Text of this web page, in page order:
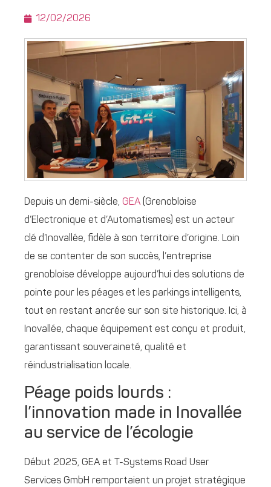
12/02/2026
Depuis un demi-siècle, GEA (Grenobloise
d’Electronique et d’Automatismes) est un acteur
clé d’Inovallée, fidèle à son territoire d’origine. Loin
de se contenter de son succès, l’entreprise
grenobloise développe aujourd’hui des solutions de
pointe pour les péages et les parkings intelligents,
tout en restant ancrée sur son site historique. Ici, à
Inovallée, chaque équipement est conçu et produit,
garantissant souveraineté, qualité et
réindustrialisation locale.
Péage poids lourds :
l’innovation made in Inovallée
au service de l’écologie
Début 2025, GEA et T-Systems Road User
Services GmbH remportaient un projet stratégique